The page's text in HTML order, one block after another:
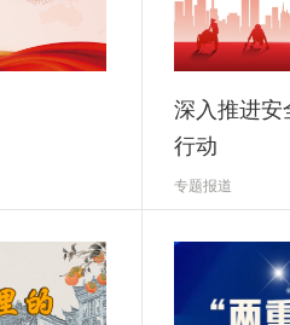
深入推进安
行动
专题报道